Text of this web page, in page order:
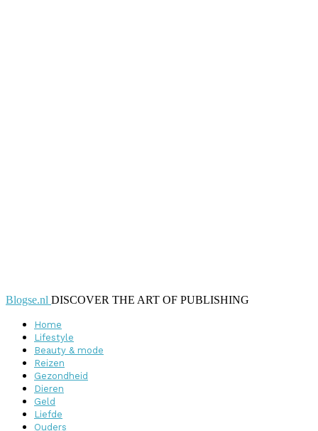
Blogse.nl DISCOVER THE ART OF PUBLISHING
Home
Lifestyle
Beauty & mode
Reizen
Gezondheid
Dieren
Geld
Liefde
Ouders